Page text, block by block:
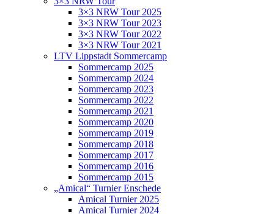
3×3 NRW Tour 2025
3×3 NRW Tour 2023
3×3 NRW Tour 2022
3×3 NRW Tour 2021
LTV Lippstadt Sommercamp
Sommercamp 2025
Sommercamp 2024
Sommercamp 2023
Sommercamp 2022
Sommercamp 2021
Sommercamp 2020
Sommercamp 2019
Sommercamp 2018
Sommercamp 2017
Sommercamp 2016
Sommercamp 2015
„Amical“ Turnier Enschede
Amical Turnier 2025
Amical Turnier 2024